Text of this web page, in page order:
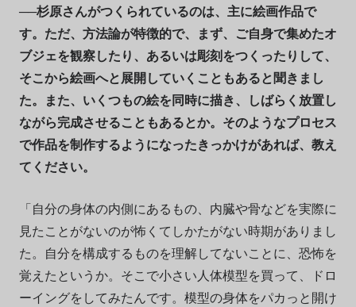
──杉原さんがつくられているのは、主に絵画作品で
す。ただ、方法論が特徴的で、まず、ご自身で集めたオ
ブジェを観察したり、あるいは彫刻をつくったりして、
そこから絵画へと展開していくこともあると聞きまし
た。また、いくつもの絵を同時に描き、しばらく放置し
ながら完成させることもあるとか。そのようなプロセス
で作品を制作するようになったきっかけがあれば、教え
てください。
「自分の身体の内側にあるもの、内臓や骨などを実際に
見たことがないのが怖くてしかたがない時期がありまし
た。自分を構成するものを理解してないことに、恐怖を
覚えたというか。そこで小さい人体模型を買って、ドロ
ーイングをしてみたんです。模型の身体をパカっと開け